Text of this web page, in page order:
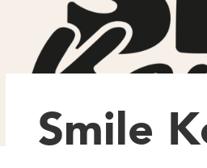
Smile